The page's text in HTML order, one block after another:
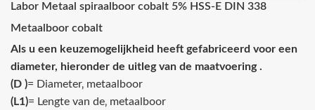
Labor Metaal spiraalboor cobalt 5% HSS-E DIN 338
Metaalboor cobalt
Als u een keuzemogelijkheid heeft gefabriceerd voor een
diameter, hieronder de uitleg van de maatvoering .
(D )= Diameter‚ metaalboor
(L1)= Lengte van de‚ metaalboor